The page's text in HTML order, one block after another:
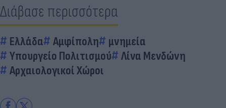
Διάβασε περισσότερα
Ελλάδα Αμφίπολη
μνημεία
Υπουργείο Πολιτισμού
Λίνα Μενδώνη
Αρχαιολογικοί Χώροι